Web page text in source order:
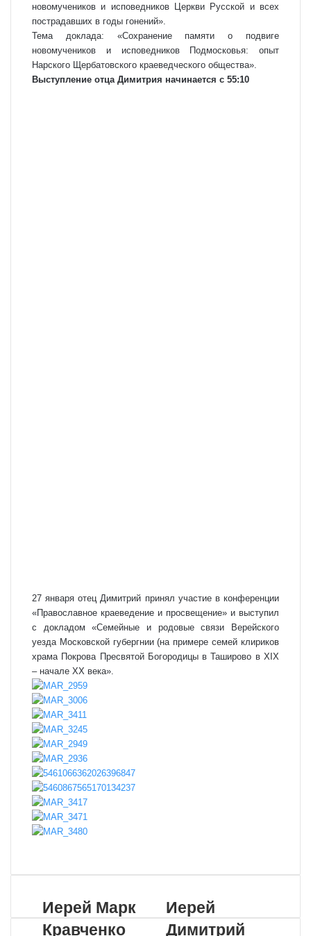
новомучеников и исповедников Церкви Русской и всех
пострадавших в годы гонений».
Тема доклада: «Сохранение памяти о подвиге
новомучеников и исповедников Подмосковья: опыт
Нарского Щербатовского краеведческого общества».
Выступление отца Димитрия начинается с 55:10
27 января отец Димитрий принял участие в конференции
«Православное краеведение и просвещение» и выступил
с докладом «Семейные и родовые связи Верейского
уезда Московской губергнии (на примере семей клириков
храма Покрова Пресвятой Богородицы в Таширово в XIX
– начале XX века».
почте
Иерей Марк
Кравченко
Иерей
Димитрий